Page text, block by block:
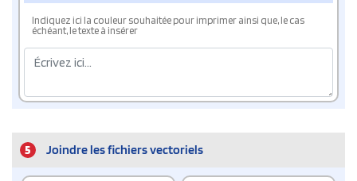
Indiquez ici la couleur souhaitée pour imprimer ainsi que, le cas
échéant, le texte à insérer
5 Joindre les fichiers vectoriels